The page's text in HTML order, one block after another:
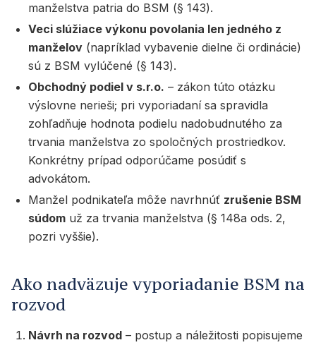
manželstva patria do BSM (§ 143).
Veci slúžiace výkonu povolania len jedného z
manželov (napríklad vybavenie dielne či ordinácie)
sú z BSM vylúčené (§ 143).
Obchodný podiel v s.r.o. – zákon túto otázku
výslovne nerieši; pri vyporiadaní sa spravidla
zohľadňuje hodnota podielu nadobudnutého za
trvania manželstva zo spoločných prostriedkov.
Konkrétny prípad odporúčame posúdiť s
advokátom.
Manžel podnikateľa môže navrhnúť zrušenie BSM
súdom už za trvania manželstva (§ 148a ods. 2,
pozri vyššie).
Ako nadväzuje vyporiadanie BSM na
rozvod
Návrh na rozvod – postup a náležitosti popisujeme